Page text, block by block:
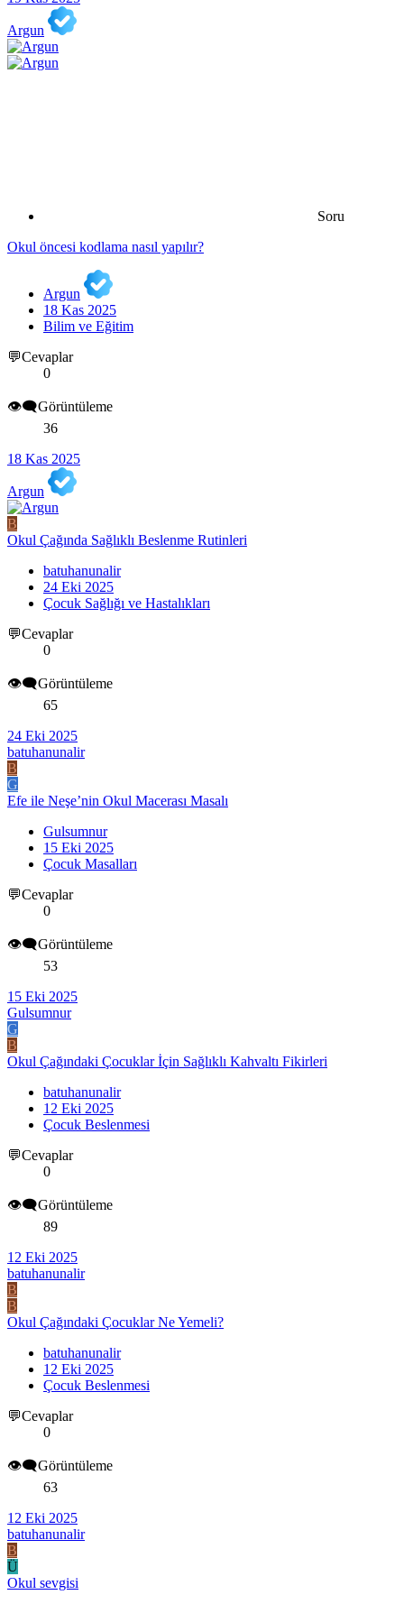
Argun
Soru
Okul öncesi kodlama nasıl yapılır?
Argun
18 Kas 2025
Bilim ve Eğitim
💬Cevaplar
0
👁️‍🗨️Görüntüleme
36
18 Kas 2025
Argun
B
Okul Çağında Sağlıklı Beslenme Rutinleri
batuhanunalir
24 Eki 2025
Çocuk Sağlığı ve Hastalıkları
💬Cevaplar
0
👁️‍🗨️Görüntüleme
65
24 Eki 2025
batuhanunalir
B
G
Efe ile Neşe’nin Okul Macerası Masalı
Gulsumnur
15 Eki 2025
Çocuk Masalları
💬Cevaplar
0
👁️‍🗨️Görüntüleme
53
15 Eki 2025
Gulsumnur
G
B
Okul Çağındaki Çocuklar İçin Sağlıklı Kahvaltı Fikirleri
batuhanunalir
12 Eki 2025
Çocuk Beslenmesi
💬Cevaplar
0
👁️‍🗨️Görüntüleme
89
12 Eki 2025
batuhanunalir
B
B
Okul Çağındaki Çocuklar Ne Yemeli?
batuhanunalir
12 Eki 2025
Çocuk Beslenmesi
💬Cevaplar
0
👁️‍🗨️Görüntüleme
63
12 Eki 2025
batuhanunalir
B
Ü
Okul sevgisi